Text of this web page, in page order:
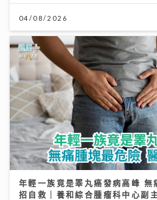
04/08/2026
年輕一族竟是睪丸癌發病高峰 無
招自救｜養和綜合腫瘤科中心副